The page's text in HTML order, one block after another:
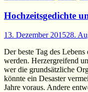
Hochzeitsgedichte
13. Dezember 201528.
Der beste Tag des
werden. Herzergreifend
wer die grundsätzliche
könnte ein Desaster
Jahre voraus. Andere